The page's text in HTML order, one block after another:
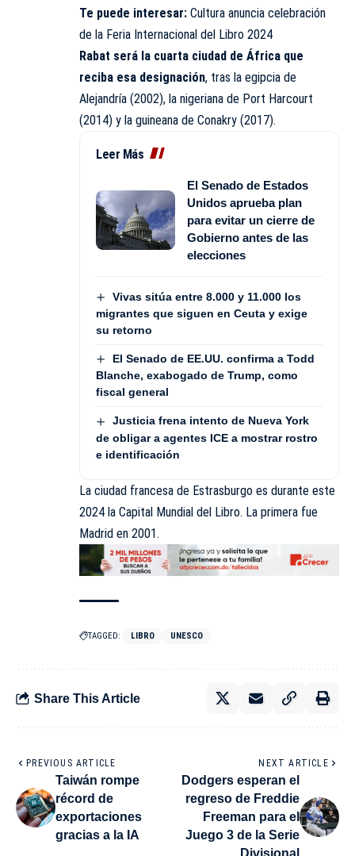
Te puede interesar: Cultura anuncia celebración
de la Feria Internacional del Libro 2024
Rabat será la cuarta ciudad de África que
reciba esa designación, tras la egipcia de
Alejandría (2002), la nigeriana de Port Harcourt
(2014) y la guineana de Conakry (2017).
Leer Más
El Senado de Estados
Unidos aprueba plan
para evitar un cierre de
Gobierno antes de las
elecciones
Vivas sitúa entre 8.000 y 11.000 los
migrantes que siguen en Ceuta y exige
su retorno
El Senado de EE.UU. confirma a Todd
Blanche, exabogado de Trump, como
fiscal general
Justicia frena intento de Nueva York
de obligar a agentes ICE a mostrar rostro
e identificación
La ciudad francesa de Estrasburgo es durante este
2024 la Capital Mundial del Libro. La primera fue
Madrid en 2001.
TAGGED: LIBRO UNESCO
Share This Article
PREVIOUS ARTICLE
Taiwán rompe
récord de
exportaciones
gracias a la IA
NEXT ARTICLE
Dodgers esperan el
regreso de Freddie
Freeman para el
Juego 3 de la Serie